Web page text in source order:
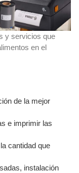
y servicios que
en el
de la mejor
e imprimir las
cantidad que
instalación